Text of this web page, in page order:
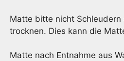
Matte bitte nicht Schleudern
trocknen. Dies kann die
Matte nach Entnahme aus